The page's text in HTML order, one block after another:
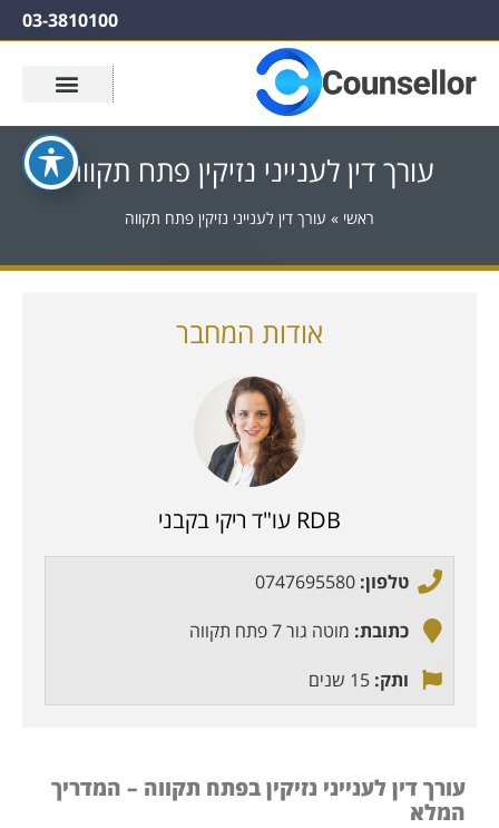
03-3810100
עורך דין לענייני נזיקין פתח תקווה
ראשי » עורך דין לענייני נזיקין פתח תקווה
אודות המחבר
RDB עו"ד ריקי בקבני
טלפון: 0747695580
כתובת: מוטה גור 7 פתח תקווה
ותק: 15 שנים
עורך דין לענייני נזיקין בפתח תקווה – המדריך
המלא